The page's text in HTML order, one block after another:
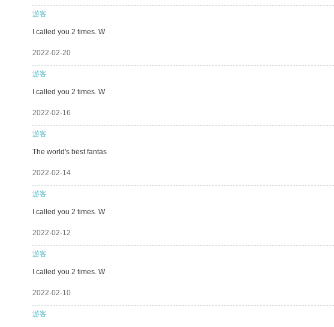
游客
I called you 2 times. W
2022-02-20
游客
I called you 2 times. W
2022-02-16
游客
The world's best fantas
2022-02-14
游客
I called you 2 times. W
2022-02-12
游客
I called you 2 times. W
2022-02-10
游客